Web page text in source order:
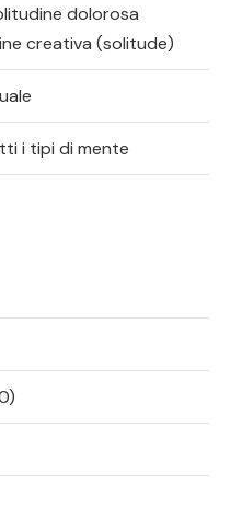
dolorosa
creativa (solitude)
i tipi di mente